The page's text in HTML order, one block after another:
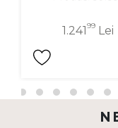
1.241 99Lei